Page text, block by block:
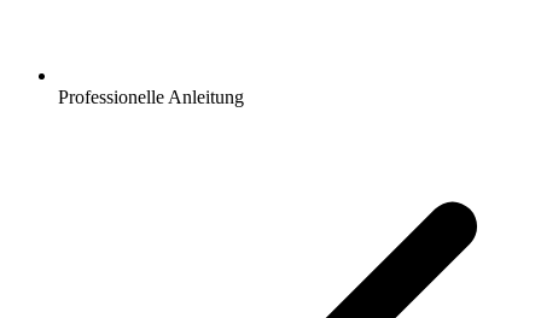
Professionelle Anleitung